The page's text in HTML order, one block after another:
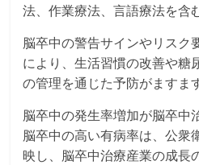
法、作業療法、言語療法を含
脳卒中の警告サインやリスク
により、生活習慣の改善や糖
の管理を通じた予防がますま
脳卒中の発生率増加が脳卒中
脳卒中の高い有病率は、公衆
映し、脳卒中治療産業の成長